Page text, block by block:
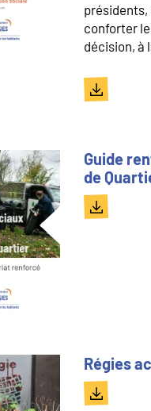
présidents,
conforter
décision, à
Document
Guide
de
Document
Régies
Document